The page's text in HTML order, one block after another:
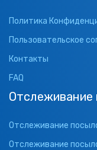
Политика
Пользовательское
Контакты
FAQ
Отслеживание
Отслеживание
Отслеживание